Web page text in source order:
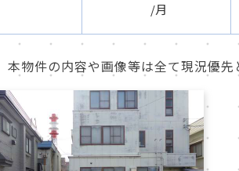
/月
本物件の内容や画像等は全て現況優先